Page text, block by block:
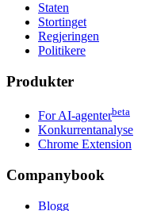
Staten
Stortinget
Regjeringen
Politikere
Produkter
For AI-agenterbeta
Konkurrentanalyse
Chrome Extension
Companybook
Blogg